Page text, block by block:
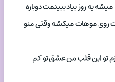
یه روز بیاد ببینمت دوباره
روی موهات میکشه وقتی منو
تو این قلب من عشق تو کم